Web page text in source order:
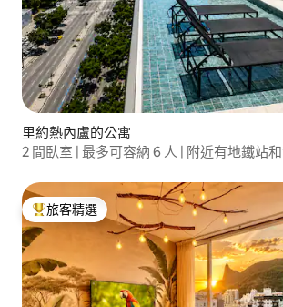
里約熱內盧的公寓
2 間臥室 | 最多可容納 6 人 | 附近有地鐵站
旅客精選榜首
旅客精選